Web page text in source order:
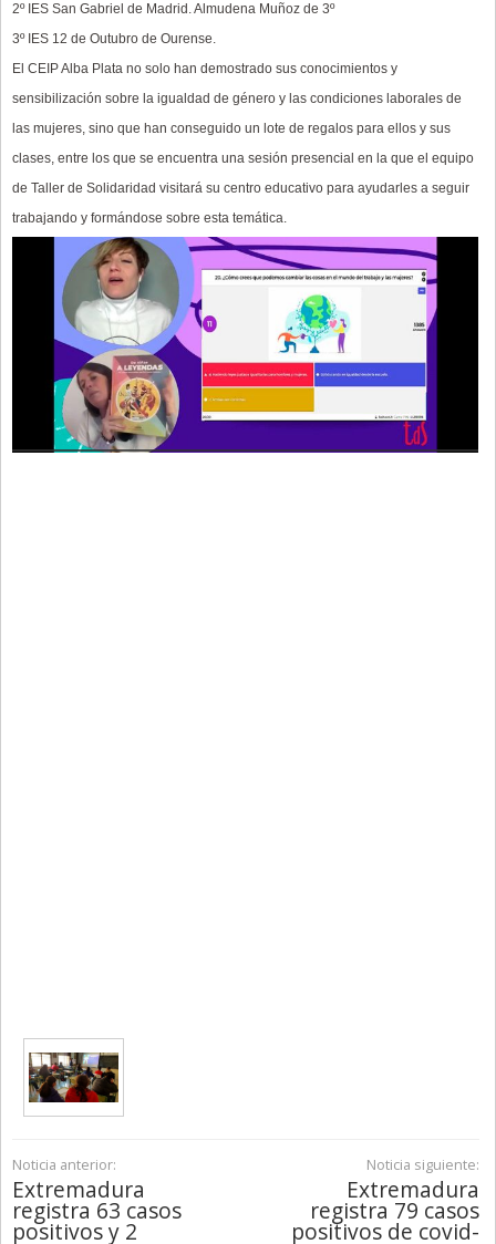
2º IES San Gabriel de Madrid. Almudena Muñoz de 3º
3º IES 12 de Outubro de Ourense.
El CEIP Alba Plata no solo han demostrado sus conocimientos y
sensibilización sobre la igualdad de género y las condiciones laborales de
las mujeres, sino que han conseguido un lote de regalos para ellos y sus
clases, entre los que se encuentra una sesión presencial en la que el equipo
de Taller de Solidaridad visitará su centro educativo para ayudarles a seguir
trabajando y formándose sobre esta temática.
Noticia anterior:
Extremadura
registra 63 casos
positivos y 2
Noticia siguiente:
Extremadura
registra 79 casos
positivos de covid-